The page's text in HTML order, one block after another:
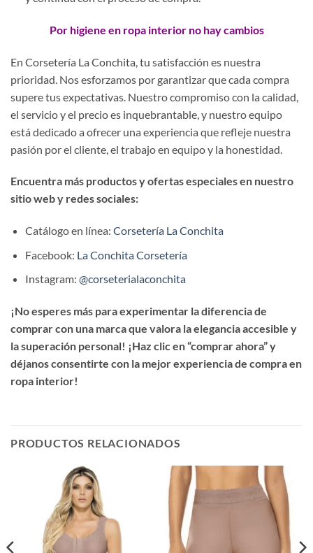
Por higiene en ropa interior no hay cambios
En Corsetería La Conchita, tu satisfacción es nuestra
prioridad. Nos esforzamos por garantizar que cada compra
supere tus expectativas. Nuestro compromiso con la calidad,
el servicio y el precio es inquebrantable, y nuestro equipo
está dedicado a ofrecer una experiencia que refleje nuestra
pasión por el cliente, el trabajo en equipo y la honestidad.
Encuentra más productos y ofertas especiales en nuestro
sitio web y redes sociales:
Catálogo en línea: Corsetería La Conchita
Facebook: La Conchita Corsetería
Instagram: @corseterialaconchita
¡No esperes más para experimentar la diferencia de
comprar con una marca que valora la elegancia accesible y
la superación personal! ¡Haz clic en “comprar ahora” y
déjanos consentirte con la mejor experiencia de compra en
ropa interior!
PRODUCTOS RELACIONADOS